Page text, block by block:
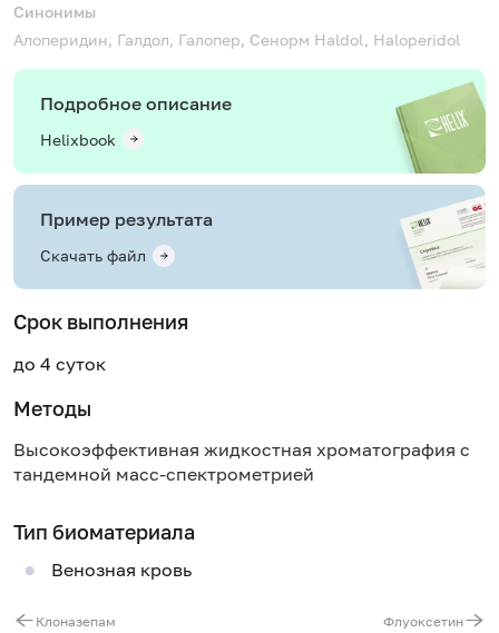
Синонимы
Алоперидин, Галдол, Галопер, Сенорм Haldol, Haloperidol
Подробное описание
Helixbook
Пример результата
Скачать файл
Срок выполнения
до 4 суток
Методы
Высокоэффективная жидкостная хроматография с
тандемной масс-спектрометрией
Тип биоматериала
Венозная кровь
Клоназепам Флуоксетин